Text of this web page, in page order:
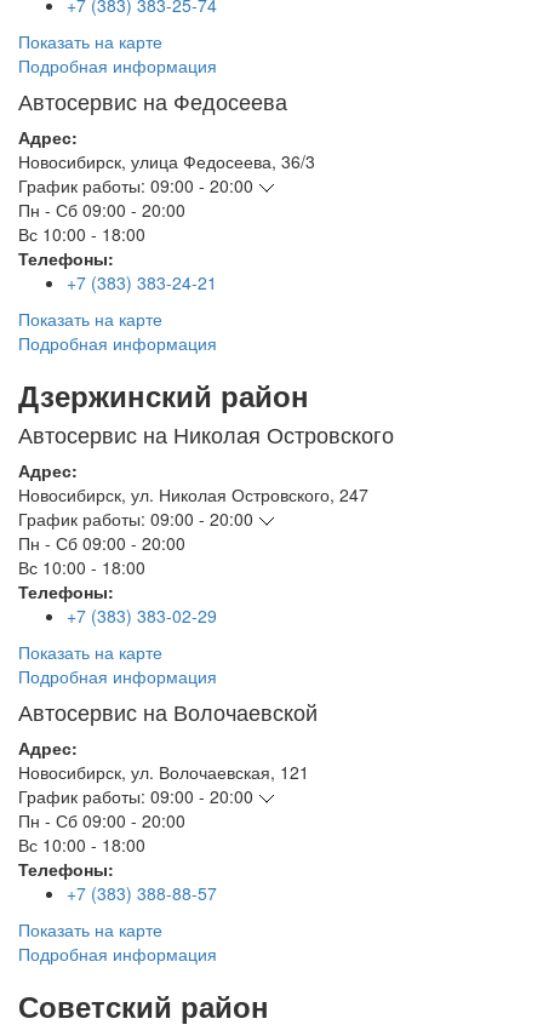
+7 (383) 383-25-74
Показать на карте
Подробная информация
Автосервис на Федосеева
Адрес:
Новосибирск, улица Федосеева, 36/3
График работы: 09:00 - 20:00
Пн - Сб 09:00 - 20:00
Вс 10:00 - 18:00
Телефоны:
+7 (383) 383-24-21
Показать на карте
Подробная информация
Дзержинский район
Автосервис на Николая Островского
Адрес:
Новосибирск, ул. Николая Островского, 247
График работы: 09:00 - 20:00
Пн - Сб 09:00 - 20:00
Вс 10:00 - 18:00
Телефоны:
+7 (383) 383-02-29
Показать на карте
Подробная информация
Автосервис на Волочаевской
Адрес:
Новосибирск, ул. Волочаевская, 121
График работы: 09:00 - 20:00
Пн - Сб 09:00 - 20:00
Вс 10:00 - 18:00
Телефоны:
+7 (383) 388-88-57
Показать на карте
Подробная информация
Советский район